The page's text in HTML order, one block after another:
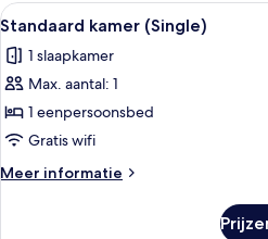
Alle
foto's
voor
Standaard
kamer
(Single)
laden
7
Standaard kamer (Single)
1 slaapkamer
Max. aantal: 1
1 eenpersoonsbed
Gratis wifi
Meer informatie
Meer